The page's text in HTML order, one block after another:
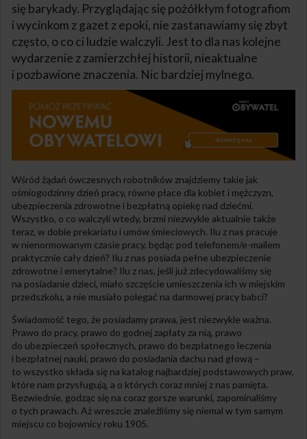
się barykady. Przyglądając się pożółkłym fotografiom
i wycinkom z gazet z epoki, nie zastanawiamy się zbyt
często, o co ci ludzie walczyli. Jest to dla nas kolejne
wydarzenie z zamierzchłej historii, nieaktualne
i pozbawione znaczenia. Nic bardziej mylnego.
Wśród żądań ówczesnych robotników znajdziemy takie jak
ośmiogodzinny dzień pracy, równe płace dla kobiet i mężczyzn,
ubezpieczenia zdrowotne i bezpłatną opiekę nad dziećmi.
Wszystko, o co walczyli wtedy, brzmi niezwykle aktualnie także
teraz, w dobie prekariatu i umów śmieciowych. Ilu z nas pracuje
w nienormowanym czasie pracy, będąc pod telefonem/e-mailem
praktycznie cały dzień? Ilu z nas posiada pełne ubezpieczenie
zdrowotne i emerytalne? Ilu z nas, jeśli już zdecydowaliśmy się
na posiadanie dzieci, miało szczęście umieszczenia ich w miejskim
przedszkolu, a nie musiało polegać na darmowej pracy babci?
Świadomość tego, że posiadamy prawa, jest niezwykle ważna.
Prawo do pracy, prawo do godnej zapłaty za nią, prawo
do ubezpieczeń społecznych, prawo do bezpłatnego leczenia
i bezpłatnej nauki, prawo do posiadania dachu nad głową –
to wszystko składa się na katalog najbardziej podstawowych praw,
które nam przysługują, a o których coraz mniej z nas pamięta.
Bezwiednie, godząc się na coraz gorsze warunki, zapominaliśmy
o tych prawach. Aż wreszcie znaleźliśmy się niemal w tym samym
miejscu co bojownicy roku 1905.